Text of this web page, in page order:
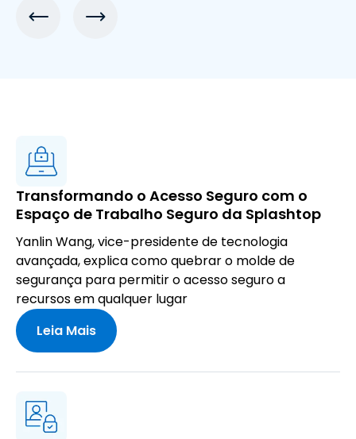
Transformando o Acesso Seguro com o
Espaço de Trabalho Seguro da Splashtop
Yanlin Wang, vice-presidente de tecnologia
avançada, explica como quebrar o molde de
segurança para permitir o acesso seguro a
recursos em qualquer lugar
Leia Mais